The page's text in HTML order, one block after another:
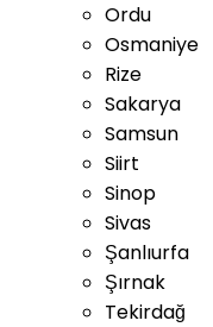
Ordu
Osmaniye
Rize
Sakarya
Samsun
Siirt
Sinop
Sivas
Şanlıurfa
Şırnak
Tekirdağ